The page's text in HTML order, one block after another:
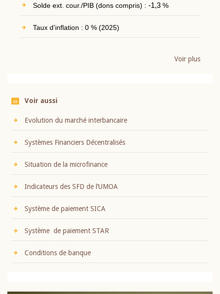
Solde ext. cour./PIB (dons compris) : -1,3%
Taux d'inflation : 0 % (2025)
Voir plus
Voir aussi
Evolution du marché interbancaire
Systèmes Financiers Décentralisés
Situation de la microfinance
Indicateurs des SFD de l’UMOA
Système de paiement SICA
Système de paiement STAR
Conditions de banque